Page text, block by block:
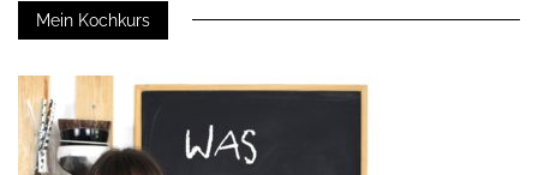
Mein Kochkurs